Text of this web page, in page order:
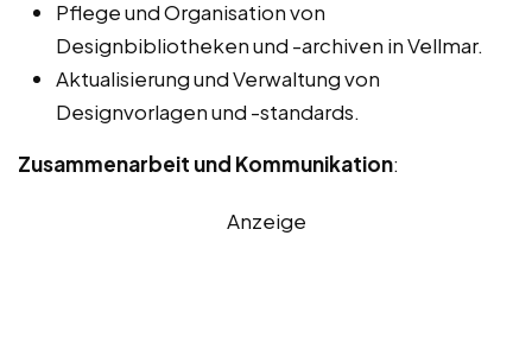
Pflege und Organisation von
Designbibliotheken und -archiven in Vellmar.
Aktualisierung und Verwaltung von
Designvorlagen und -standards.
Zusammenarbeit und Kommunikation:
Anzeige